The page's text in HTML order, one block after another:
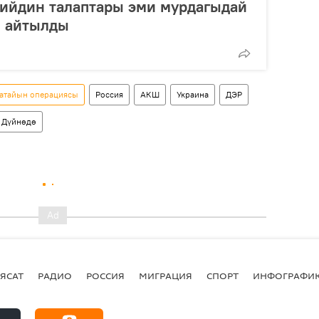
талаптары эми мурдагыдай
айтылды
операциясы Россия АКШ Украина ДЭР
Дүйнөдө
РАДИО РОССИЯ МИГРАЦИЯ СПОРТ